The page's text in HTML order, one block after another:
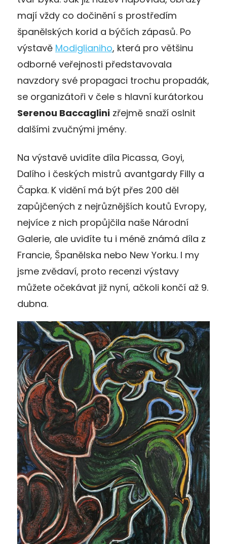
mají vždy co dočinění s prostředím
španělských korid a býčích zápasů. Po
výstavě Modiglianiho, která pro většinu
odborné veřejnosti představovala
navzdory své propagaci trochu propadák,
se organizátoři v čele s hlavní kurátorkou
Serenou Baccaglini zřejmě snaží oslnit
dalšími zvučnými jmény.
Na výstavě uvidíte díla Picassa, Goyi,
Dalího i českých mistrů avantgardy Filly a
Čapka. K vidění má být přes 200 děl
zapůjčených z nejrůznějších koutů Evropy,
nejvíce z nich propůjčila naše Národní
Galerie, ale uvidíte tu i méně známá díla z
Francie, Španělska nebo New Yorku. I my
jsme zvědaví, proto recenzi výstavy
můžete očekávat již nyní, ačkoli končí až 9.
dubna.